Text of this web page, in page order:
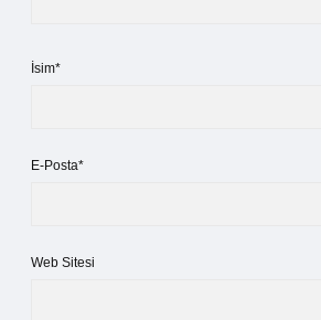
İsim*
E-Posta*
Web Sitesi